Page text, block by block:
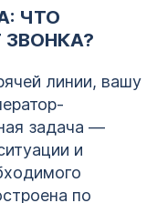
ЧТО
линии, вашу
задача —
и
по